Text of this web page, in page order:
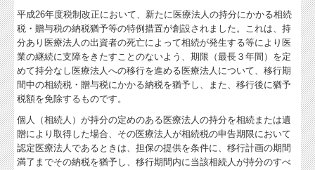
平成26年度税制改正において、新たに医療法人の持分にかかる相続
税・贈与税の納税猶予等の特例措置が創設されました。これは、持
分あり医療法人の出資者の死亡によって相続が発生する等により医
業の継続に支障をきたすことのないよう、期限（最長３年間）を定
めて持分なし医療法人への移行を進める医療法人について、移行期
間中の相続税・贈与税にかかる納税を猶予し、また、移行後に猶予
税額を免除するものです。
個人（相続人）が持分の定めのある医療法人の持分を相続または遺
贈により取得した場合、その医療法人が相続税の申告期限において
認定医療法人であるときは、担保の提供を条件に、移行計画の期間
満了までその納税を猶予し、移行期間内に当該相続人が持分のすべ